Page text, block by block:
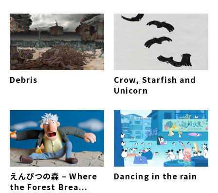
Debris
Crow, Starfish and
Unicorn
えんぴつの森 – Where
the Forest Brea...
Dancing in the rain